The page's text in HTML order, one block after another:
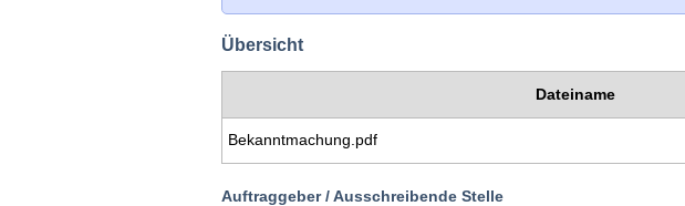
Übersicht
Dateiname
Bekanntmachung.pdf
Auftraggeber / Ausschreibende Stelle